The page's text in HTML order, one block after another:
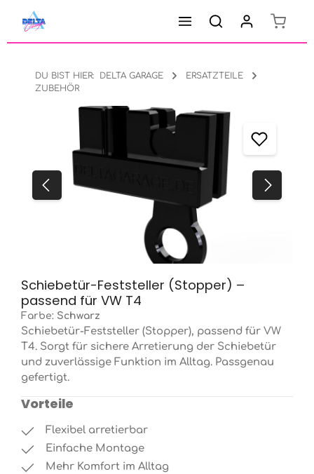
Zum Hauptinhalt springen
DU BIST HIER: DELTA GARAGE
ERSATZTEILE
ZUBEHÖR
Bildergalerie überspringen
Schiebetür-Feststeller (Stopper) –
passend für VW T4
Farbe: Schwarz
Schiebetür-Feststeller (Stopper), passend für VW
T4. Sorgt für sichere Arretierung der Schiebetür
und zuverlässige Funktion im Alltag. Passgenau
gefertigt.
Vorteile
Flexibel arretierbar
Einfache Montage
Mehr Komfort im Alltag